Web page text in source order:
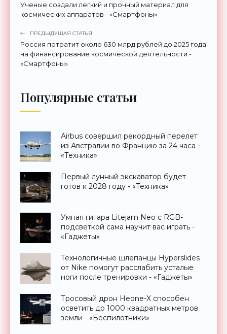
Ученые создали легкий и прочный материал для
космических аппаратов - «Смартфоны»
ПРЕДЫДУЩАЯ СТАТЬЯ
Россия потратит около 630 млрд рублей до 2025 года
на финансирование космической деятельности -
«Смартфоны»
Популярные статьи
Airbus совершил рекордный перелет
из Австралии во Францию за 24 часа -
«Техника»
Первый лунный экскаватор будет
готов к 2028 году - «Техника»
Умная гитара Litejam Neo с RGB-
подсветкой сама научит вас играть -
«Гаджеты»
Технологичные шлепанцы Hyperslides
от Nike помогут расслабить усталые
ноги после тренировки - «Гаджеты»
Тросовый дрон Heone-X способен
осветить до 1000 квадратных метров
земли - «Беспилотники»